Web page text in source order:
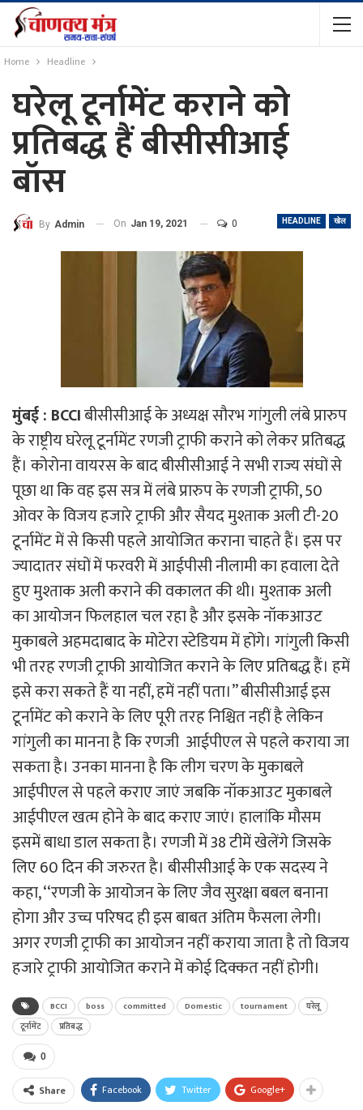
Home Headline
घरेलू टूर्नामेंट कराने को
प्रतिबद्ध हैं बीसीसीआई
बॉस
HEADLINE खेल
By Admin On Jan 19, 2021 0
मुंबई : BCCIबीसीसीआई के अध्यक्ष सौरभ गांगुली लंबे प्रारुप
के राष्ट्रीय घरेलू टूर्नामेंट रणजी ट्राफी कराने को लेकर प्रतिबद्ध
हैं। कोरोना वायरस के बाद बीसीसीआई ने सभी राज्य संघों से
पूछा था कि वह इस सत्र में लंबे प्रारुप के रणजी ट्राफी, 50
ओवर के विजय हजारे ट्राफी और सैयद मुश्ताक अली टी-20
टूर्नामेंट में से किसी पहले आयोजित कराना चाहते हैं। इस पर
ज्यादातर संघों में फरवरी में आईपीसी नीलामी का हवाला देते
हुए मुश्ताक अली कराने की वकालत की थी। मुश्ताक अली
का आयोजन फिलहाल चल रहा है और इसके नॉकआउट
मुकाबले अहमदाबाद के मोटेरा स्टेडियम में होंगे। गांगुली किसी
भी तरह रणजी ट्राफी आयोजित कराने के लिए प्रतिबद्ध हैं। हमें
इसे करा सकते हैं या नहीं, हमें नहीं पता।’’ बीसीसीआई इस
टूर्नामेंट को कराने के लिए पूरी तरह निश्चित नहीं है लेकिन
गांगुली का मानना है कि रणजी आईपीएल से पहले कराया जा
सकता है। उनका मानना है कि लीग चरण के मुकाबले
आईपीएल से पहले कराए जाएं जबकि नॉकआउट मुकाबले
आईपीएल खत्म होने के बाद कराए जाएं। हालांकि मौसम
इसमें बाधा डाल सकता है। रणजी में 38 टीमें खेलेंगे जिसके
लिए 60 दिन की जरुरत है। बीसीसीआई के एक सदस्य ने
कहा, ‘‘रणजी के आयोजन के लिए जैव सुरक्षा बबल बनाना
होगा और उच्च परिषद ही इस बाबत अंतिम फैसला लेगी।
अगर रणजी ट्राफी का आयोजन नहीं कराया जाता है तो विजय
हजारे ट्राफी आयोजित कराने में कोई दिक्कत नहीं होगी।
BCCI boss committed Domestic tournament
घरेलू
टूर्नामेंट
प्रतिबद्ध
0
Share Facebook Twitter Google+